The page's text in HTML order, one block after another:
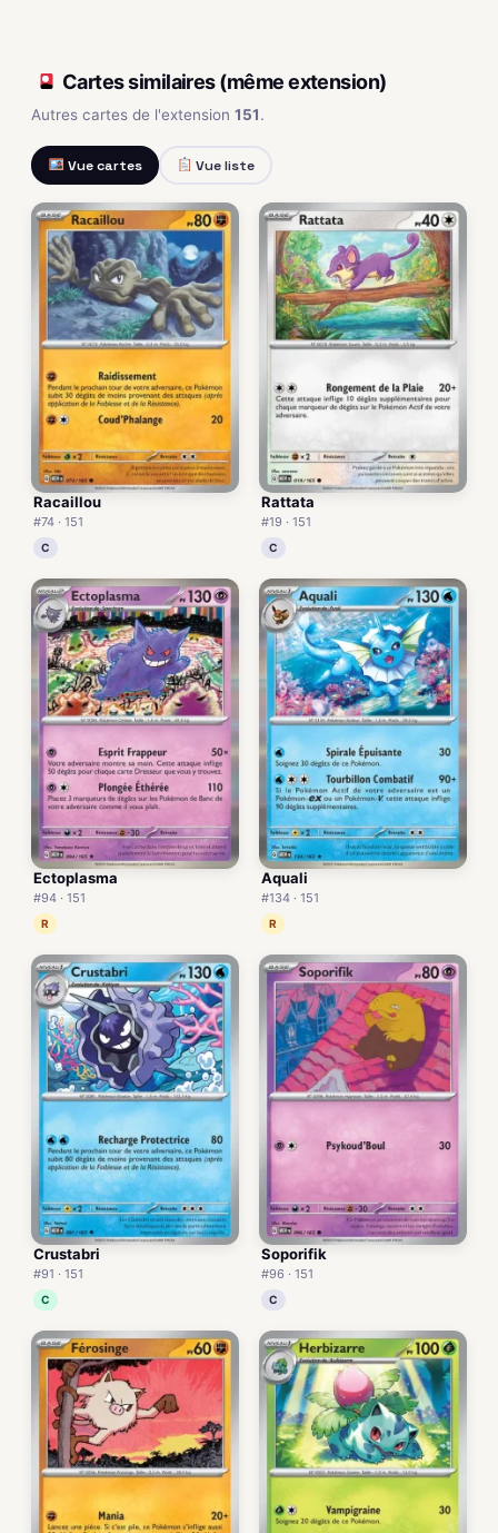
Cartes similaires (même extension)
Autres cartes de l'extension 151.
Vue cartes Vue liste
Racaillou
#74 · 151
C
Rattata
#19 · 151
C
Ectoplasma
#94 · 151
R
Aquali
#134 · 151
R
Crustabri
#91 · 151
C
Soporifik
#96 · 151
C